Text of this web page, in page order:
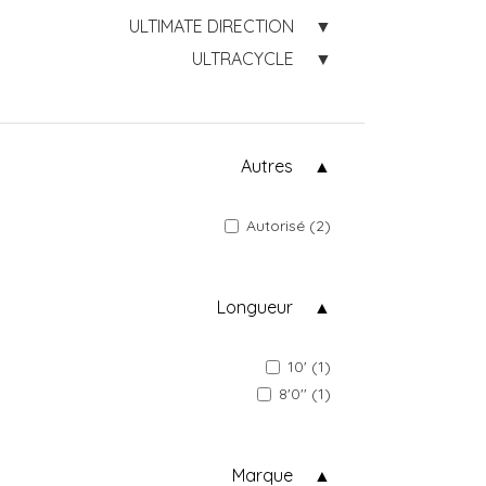
ULTIMATE DIRECTION
ULTRACYCLE
Autres
Autorisé (2)
Longueur
10' (1)
8'0'' (1)
Marque